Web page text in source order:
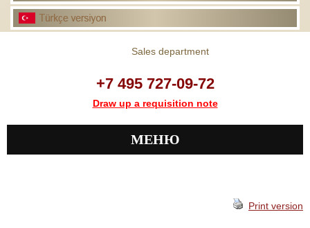
Sales department
+7 495 727-09-72
Draw up a requisition note
МЕНЮ
Print version